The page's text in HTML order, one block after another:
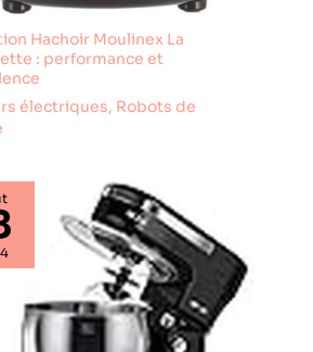
complets.
Hachoir Moulinex La
: performance et
électriques, Robots de